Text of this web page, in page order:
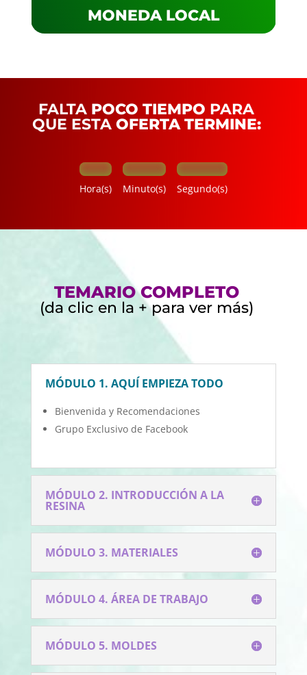
MONEDA LOCAL
FALTA POCO TIEMPO PARA
QUE ESTA OFERTA TERMINE:
Hora(s) Minuto(s) Segundo(s)
TEMARIO COMPLETO
(da clic en la + para ver más)
MÓDULO 1. AQUÍ EMPIEZA TODO
Bienvenida y Recomendaciones
Grupo Exclusivo de Facebook
MÓDULO 2. INTRODUCCIÓN A LA
RESINA
MÓDULO 3. MATERIALES
MÓDULO 4. ÁREA DE TRABAJO
MÓDULO 5. MOLDES